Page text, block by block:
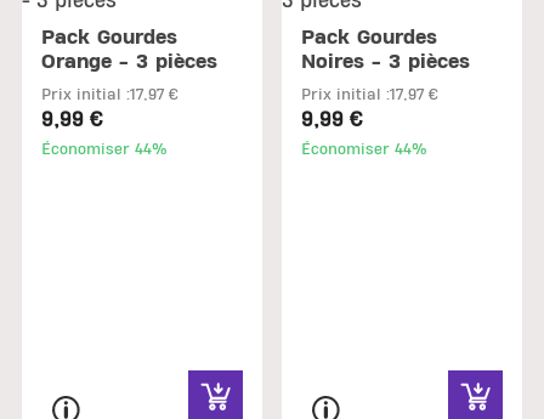
Pack Gourdes
Orange - 3 pièces
9,99 €
Prix initial :17,97 €
Économiser 44%
Pack Gourdes
Noires - 3 pièces
9,99 €
Prix initial :17,97 €
Économiser 44%